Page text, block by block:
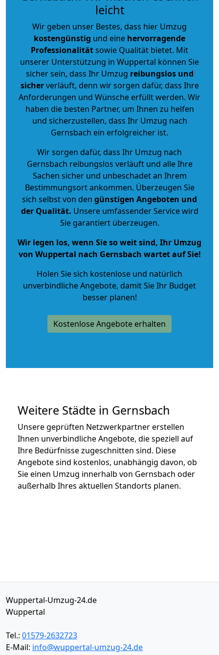
leicht
Wir geben unser Bestes, dass hier Umzug
kostengünstig und eine hervorragende
Professionalitätsowie Qualität bietet. Mit
unserer Unterstützung in Wuppertal können Sie
sicher sein, dass Ihr Umzug reibungslos und
sicherverläuft, denn wir sorgen dafür, dass Ihre
Anforderungen und Wünsche erfüllt werden. Wir
haben die besten Partner, um Ihnen zu helfen
und sicherzustellen, dass Ihr Umzug nach
Gernsbach ein erfolgreicher ist.
Wir sorgen dafür, dass Ihr Umzug nach
Gernsbach reibungslos verläuft und alle Ihre
Sachen sicher und unbeschadet an Ihrem
Bestimmungsort ankommen. Überzeugen Sie
sich selbst von den günstigen Angeboten und
der Qualität. Unsere umfassender Service wird
Sie garantiert überzeugen.
Wir legen los, wenn Sie so weit sind, Ihr Umzug
von Wuppertal nach Gernsbach wartet auf Sie!
Holen Sie sich kostenlose und natürlich
unverbindliche Angebote, damit Sie Ihr Budget
besser planen!
Kostenlose Angebote erhalten
Weitere Städte in Gernsbach
Unsere geprüften Netzwerkpartner erstellen
Ihnen unverbindliche Angebote, die speziell auf
Ihre Bedürfnisse zugeschnitten sind. Diese
Angebote sind kostenlos, unabhängig davon, ob
Sie einen Umzug innerhalb von Gernsbach oder
außerhalb Ihres aktuellen Standorts planen.
Wuppertal-Umzug-24.de
Wuppertal
Tel.: 01579-2632723
E-Mail: info@wuppertal-umzug-24.de